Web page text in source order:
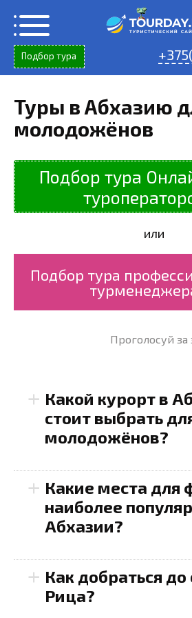
содержанию
Подбор тура
Туры в Абхазию
молодожёнов
Подбор тура
или
Подбор тура
Проголосуй за
+ Какой курорт в
стоит выбрать
молодожёнов?
+ Какие места для
наиболее
Абхазии?
+ Как добраться до
Рица?